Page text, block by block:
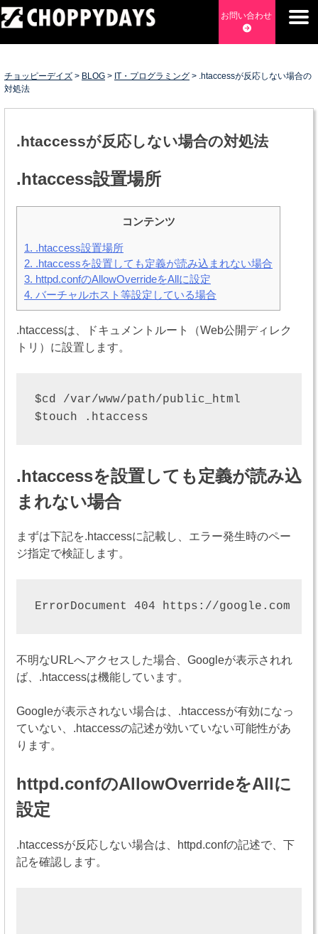
Skip
to
content
支援・ECサイト立ち上げ・Webマーケティング・SEO・ホー
ムページ制作・Web開発・アプリ開発・コーチング チョッピ
ーデイズ ChoppyDays
お問い合わせ
チョッピーデイズ > BLOG > IT・プログラミング > .htaccessが反応しない場合の
対処法
.htaccessが反応しない場合の対処法
.htaccess設置場所
コンテンツ
1. .htaccess設置場所
2. .htaccessを設置しても定義が読み込まれない場合
3. httpd.confのAllowOverrideをAllに設定
4. バーチャルホスト等設定している場合
.htaccessは、ドキュメントルート（Web公開ディレク
トリ）に設置します。
$cd /var/www/path/public_html
.htaccessを設置しても定義が読み込
まれない場合
まずは下記を.htaccessに記載し、エラー発生時のペー
ジ指定で検証します。
不明なURLへアクセスした場合、Googleが表示されれ
ば、.htaccessは機能しています。
Googleが表示されない場合は、.htaccessが有効になっ
ていない、.htaccessの記述が効いていない可能性があ
ります。
httpd.confのAllowOverrideをAllに
設定
.htaccessが反応しない場合は、httpd.confの記述で、下
記を確認します。